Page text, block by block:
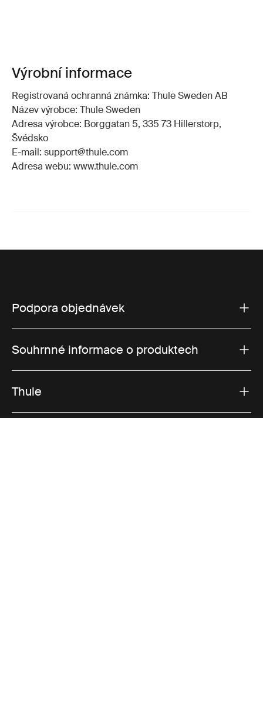
Výrobní informace
Registrovaná ochranná známka: Thule Sweden AB
Název výrobce: Thule Sweden
Adresa výrobce: Borggatan 5, 335 73 Hillerstorp,
Švédsko
E-mail: support@thule.com
Adresa webu: www.thule.com
Podpora objednávek
Souhrnné informace o produktech
Thule